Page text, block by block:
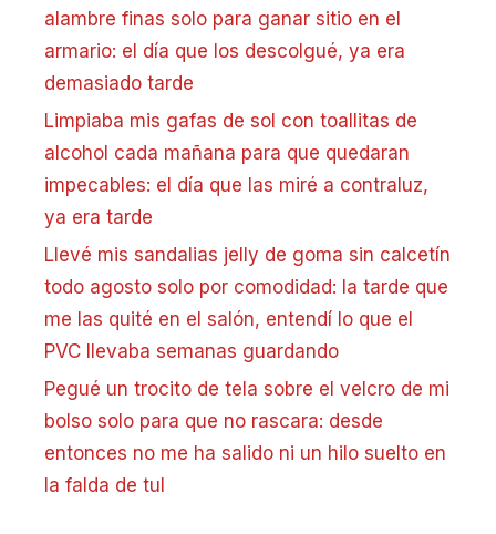
alambre finas solo para ganar sitio en el
armario: el día que los descolgué, ya era
demasiado tarde
Limpiaba mis gafas de sol con toallitas de
alcohol cada mañana para que quedaran
impecables: el día que las miré a contraluz,
ya era tarde
Llevé mis sandalias jelly de goma sin calcetín
todo agosto solo por comodidad: la tarde que
me las quité en el salón, entendí lo que el
PVC llevaba semanas guardando
Pegué un trocito de tela sobre el velcro de mi
bolso solo para que no rascara: desde
entonces no me ha salido ni un hilo suelto en
la falda de tul